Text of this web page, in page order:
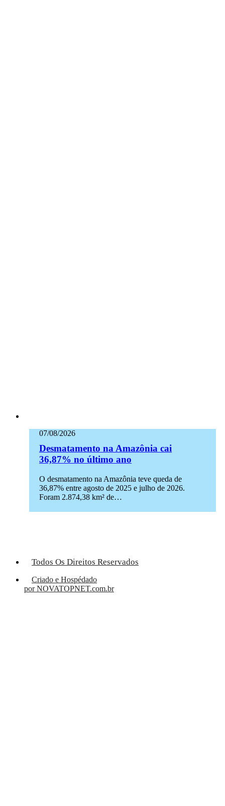
07/08/2026
Desmatamento na Amazônia cai
36,87% no último ano
O desmatamento na Amazônia teve queda de
36,87% entre agosto de 2025 e julho de 2026.
Foram 2.874,38 km² de…
Todos Os Direitos Reservados
Criado e Hospédado
por NOVATOPNET.com.br